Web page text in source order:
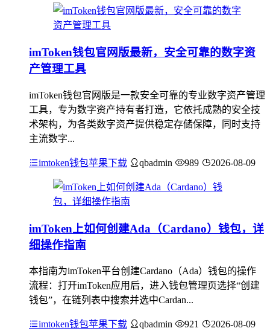
imToken钱包官网版最新，安全可靠的数字资
产管理工具
imToken钱包官网版是一款安全可靠的专业数字资产管理
工具，专为数字资产持有者打造，它依托成熟的安全技
术架构，为各类数字资产提供稳定存储保障，同时支持
主流数字...
imtoken钱包苹果下载 qbadmin 989 2026-08-09
imToken上如何创建Ada（Cardano）钱包，详
细操作指南
本指南为imToken平台创建Cardano（Ada）钱包的操作
流程：打开imToken应用后，进入钱包管理页选择“创建
钱包”，在链列表中搜索并选中Cardan...
imtoken钱包苹果下载 qbadmin 921 2026-08-09